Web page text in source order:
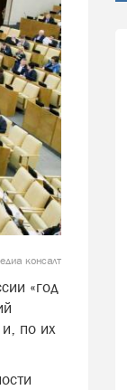
консалт
«год
по их